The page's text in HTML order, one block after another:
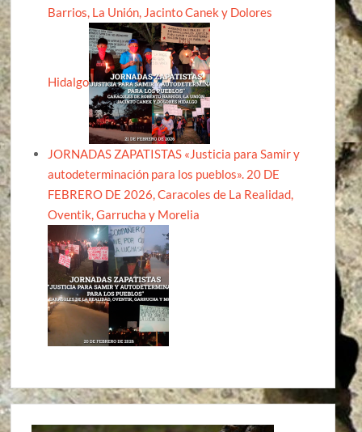
Barrios, La Unión, Jacinto Canek y Dolores
Hidalgo
JORNADAS ZAPATISTAS «Justicia para Samir y
autodeterminación para los pueblos». 20 DE
FEBRERO DE 2026, Caracoles de La Realidad,
Oventik, Garrucha y Morelia